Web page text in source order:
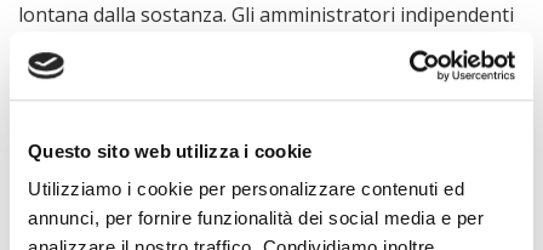
Questo sito web utilizza i cookie
Utilizziamo i cookie per personalizzare contenuti ed
annunci, per fornire funzionalità dei social media e per
lontana dalla sostanza. Gli amministratori indipendenti
possono contribuire a questo cambiamento culturale
perché l’indipendenza di giudizio aiuta in caso di
conflitto di interesse. Una visione terza porta
dibattito sulle questioni di fondo.
Valeria Panzironi, Direttore Affari Legali CONI Servizi,
ha affrontato il tema dell’autoregolazione nel sistema